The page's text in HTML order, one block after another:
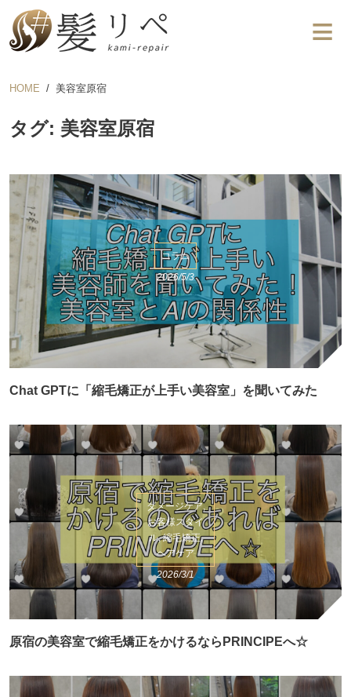
HOME 美容室原宿
タグ: 美容室原宿
コラム
2026/5/3
Chat GPTに「縮毛矯正が上手い美容室」を聞いてみた
ダメージケア,
お客様スタイ
ル, 縮毛矯正,
ヘアケア
2026/3/1
原宿の美容室で縮毛矯正をかけるならPRINCIPEへ☆